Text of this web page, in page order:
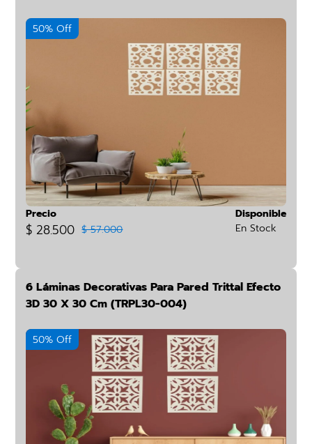
50% Off
Precio
$ 28.500 $ 57.000
Disponible
En Stock
6 Láminas Decorativas Para Pared Trittal Efecto
3D 30 X 30 Cm (TRPL30-004)
50% Off